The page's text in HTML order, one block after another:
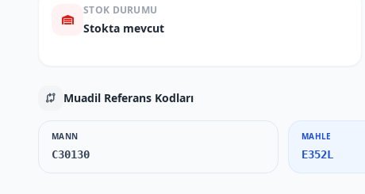
STOK DURUMU
Stokta mevcut
Muadil Referans Kodları
MANN
C30130
MAHLE
E352L